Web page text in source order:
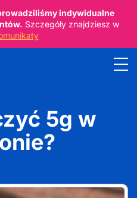
indywidualne
Szczegóły znajdziesz w
5g w